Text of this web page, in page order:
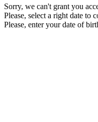
Sorry, we can't grant you
Please, select a right date to
Please, enter your date of